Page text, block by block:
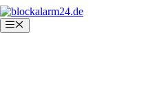
Zum
Inhalt
springen
Menü